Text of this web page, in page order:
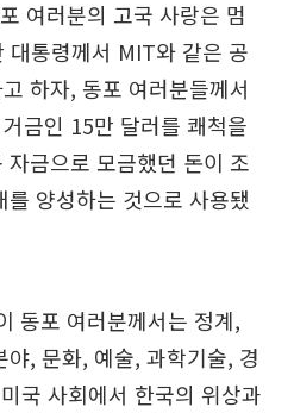
여러분의 고국 사랑은 멈
대통령께서 MIT와 같은 공
하자, 동포 여러분들께서
금인 15만 달러를 쾌척을
금으로 모금했던 돈이 조
양성하는 것으로 사용됐
동포 여러분께서는 정계,
, 문화, 예술, 과학기술, 경
국 사회에서 한국의 위상과